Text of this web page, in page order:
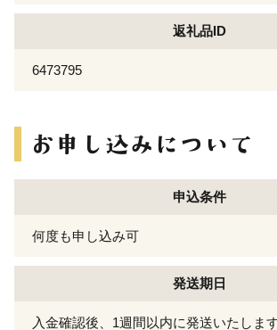
返礼品ID
6473795
申込条件
何度も申し込み可
発送期日
入金確認後、1週間以内に発送いたします